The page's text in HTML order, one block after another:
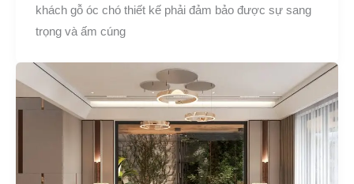
khách gỗ óc chó thiết kế phải đảm bảo được sự sang
trọng và ấm cúng